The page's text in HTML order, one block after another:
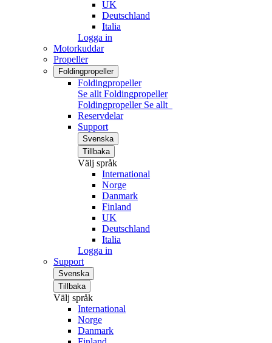
UK
Deutschland
Italia
Logga in
Motorkuddar
Propeller
Foldingpropeller
Foldingpropeller
Se allt Foldingpropeller
Foldingpropeller Se allt
Reservdelar
Support
Svenska
Tillbaka
Välj språk
International
Norge
Danmark
Finland
UK
Deutschland
Italia
Logga in
Support
Svenska
Tillbaka
Välj språk
International
Norge
Danmark